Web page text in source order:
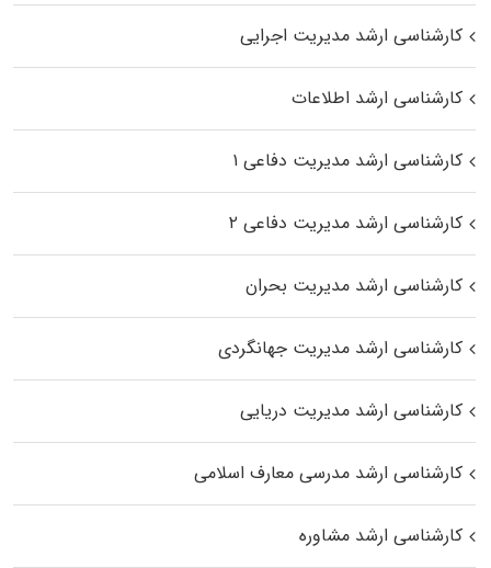
کارشناسی ارشد مدیریت اجرایی
کارشناسی ارشد اطلاعات
کارشناسی ارشد مدیریت دفاعی ۱
کارشناسی ارشد مدیریت دفاعی ۲
کارشناسی ارشد مدیریت بحران
کارشناسی ارشد مدیریت جهانگردی
کارشناسی ارشد مدیریت دریایی
کارشناسی ارشد مدرسی معارف اسلامی
کارشناسی ارشد مشاوره